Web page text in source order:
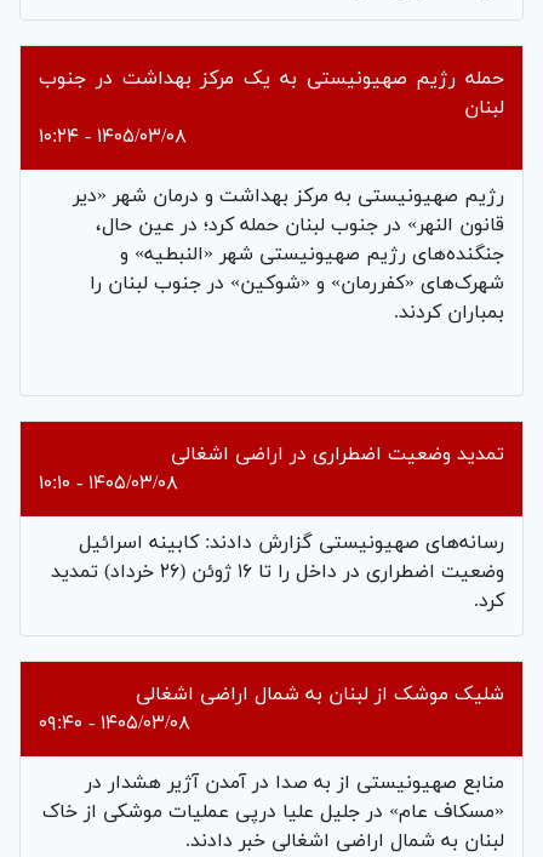
حمله رژیم صهیونیستی به یک مرکز بهداشت در جنوب
لبنان
۱۴۰۵/۰۳/۰۸ - ۱۰:۲۴
رژیم صهیونیستی به مرکز بهداشت و درمان شهر «دیر
قانون النهر» در جنوب لبنان حمله کرد؛ در عین حال،
جنگنده‌های رژیم صهیونیستی شهر «النبطیه» و
شهرک‌های «کفررمان» و «شوکین» در جنوب لبنان را
بمباران کردند.
تمدید وضعیت اضطراری در اراضی اشغالی
۱۴۰۵/۰۳/۰۸ - ۱۰:۱۰
رسانه‌های صهیونیستی گزارش دادند: کابینه اسرائیل
وضعیت اضطراری در داخل را تا ۱۶ ژوئن (۲۶ خرداد) تمدید
کرد.
شلیک موشک از لبنان به شمال اراضی اشغالی
۱۴۰۵/۰۳/۰۸ - ۰۹:۴۰
منابع صهیونیستی از به صدا در آمدن آژیر هشدار در
«مسکاف عام» در جلیل علیا درپی عملیات موشکی از خاک
لبنان به شمال اراضی اشغالی خبر دادند.